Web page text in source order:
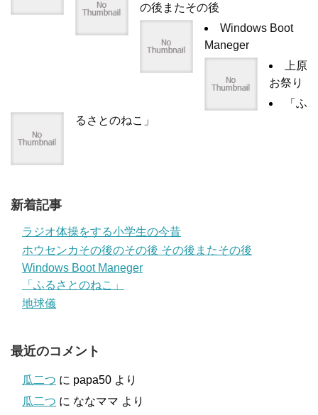
の後またその後
Windows Boot
Maneger
上原
お祭り
「ふ
るさとのねこ」
新着記事
ラジオ体操をする小学生の今昔
ホウセンカその後のその後 その後またその後
Windows Boot Maneger
「ふるさとのねこ」
地球儀
最近のコメント
瓜二つ に papa50 より
瓜二つ に ななママ より